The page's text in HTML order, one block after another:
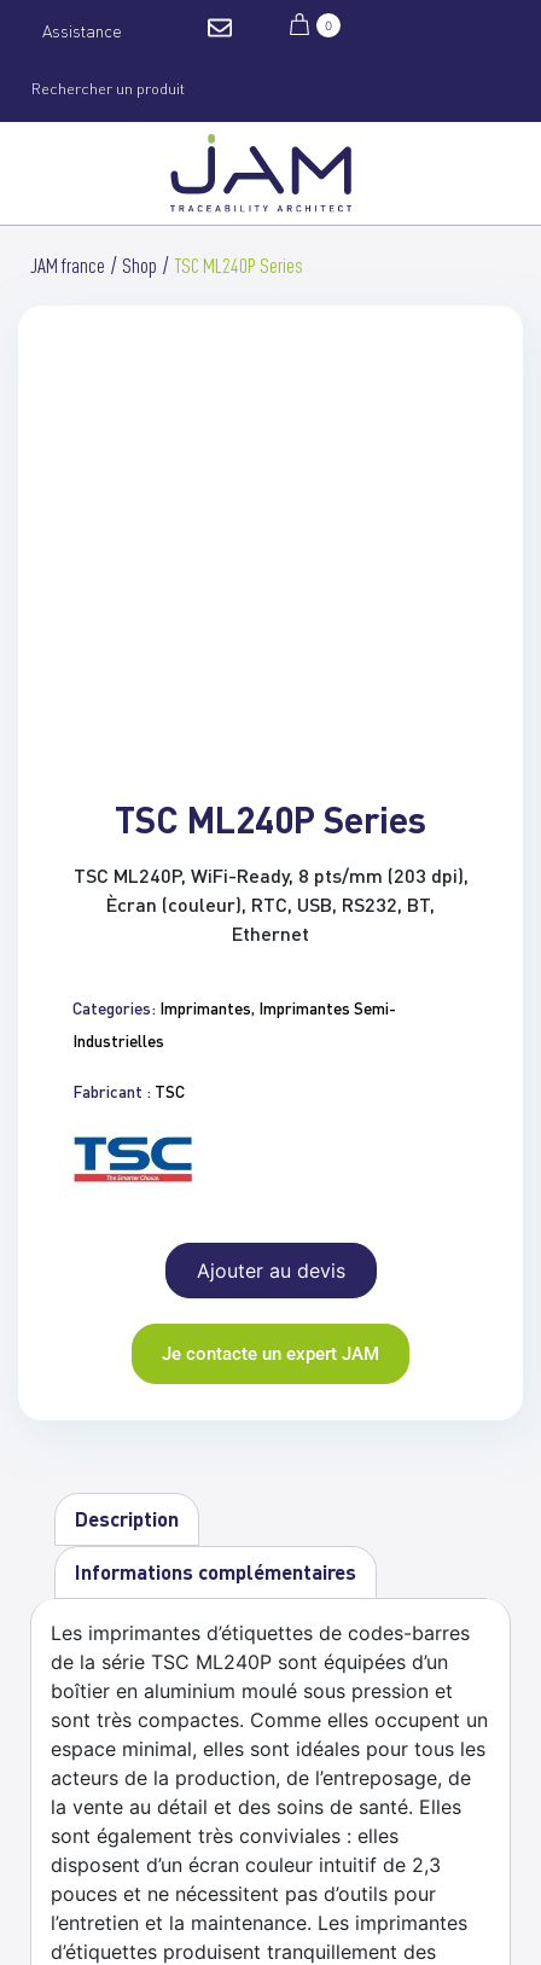
Assistance 0
JAM france Shop TSC ML240P Series
TSC ML240P Series
TSC ML240P, WiFi-Ready, 8 pts/mm (203 dpi),
Ècran (couleur), RTC, USB, RS232, BT,
Ethernet
Categories: Imprimantes, Imprimantes Semi-
Industrielles
Fabricant : TSC
Ajouter au devis
Je contacte un expert JAM
Description
Informations complémentaires
Les imprimantes d’étiquettes de codes-barres
de la série TSC ML240P sont équipées d’un
boîtier en aluminium moulé sous pression et
sont très compactes. Comme elles occupent un
espace minimal, elles sont idéales pour tous les
acteurs de la production, de l’entreposage, de
la vente au détail et des soins de santé. Elles
sont également très conviviales : elles
disposent d’un écran couleur intuitif de 2,3
pouces et ne nécessitent pas d’outils pour
l’entretien et la maintenance. Les imprimantes
d’étiquettes produisent tranquillement des